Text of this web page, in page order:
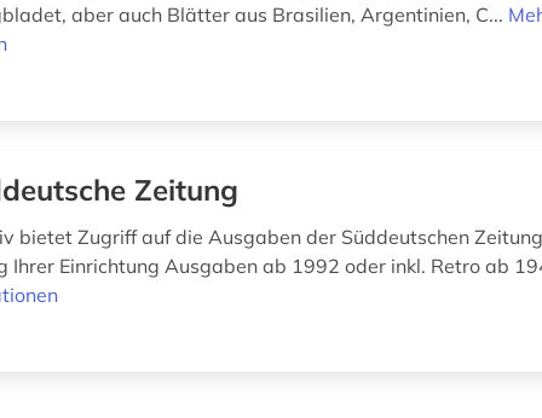
aber auch Blätter aus Brasilien, Argentinien, C...
Zeitung
bietet Zugriff auf die Ausgaben der Süddeutschen
Ihrer Einrichtung Ausgaben ab 1992 oder inkl. Retro ab